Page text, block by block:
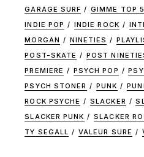
GARAGE SURF GIMME TOP 5
INDIE POP
INDIE ROCK
MORGAN
NINETIES
POST-SKATE
POST
PREMIERE
PSYCH POP
PSYCH STONER
PUNK
ROCK PSYCHE
SLACKER
SLACKER PUNK
SLACKER
TY SEGALL
VALEUR SURE